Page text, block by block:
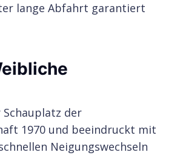
lange Abfahrt garantiert
Schauplatz der
1970 und beeindruckt mit
Neigungswechseln